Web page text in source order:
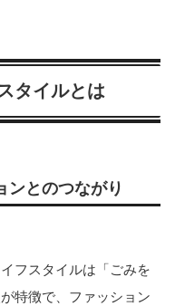
タイルとは
ンとのつながり
フスタイルは「ごみを
特徴で、ファッション